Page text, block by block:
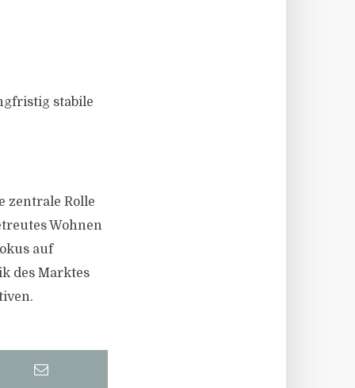
stabile
zentrale Rolle
Wohnen
auf
des Marktes